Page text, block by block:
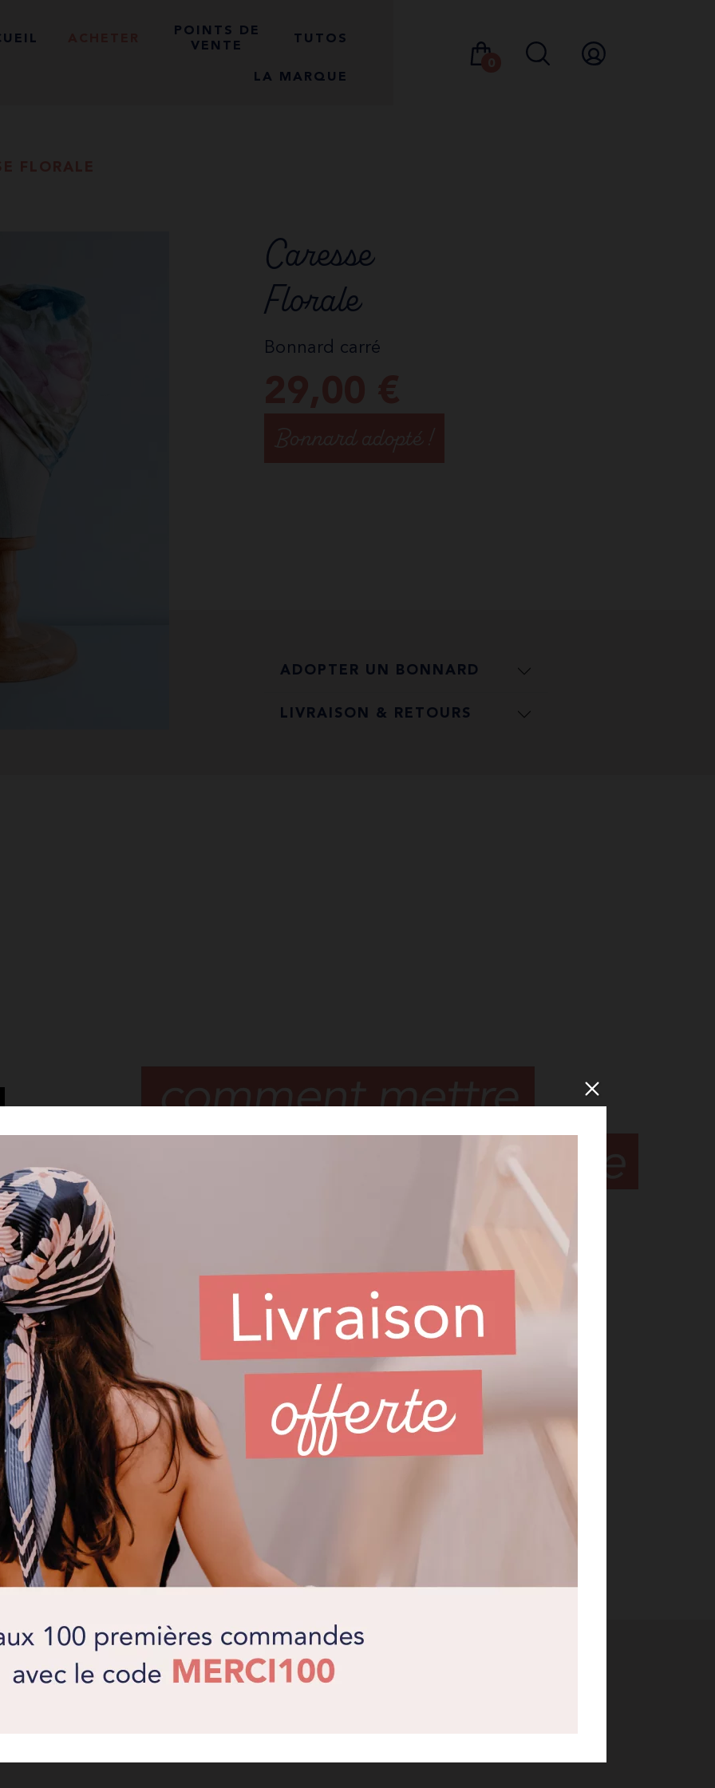
POINTS DE
VENTE
TUTOS
LA MARQUE
Caresse
Florale
Bonnard carré
ADOPTER UN BONNARD
LIVRAISON & RETOURS
• Tenez le foulard ou l’écharpe à l’envers, de manière à ce que le côté
intérieur soit visible.
• Placez l’ouverture du foulard sur votre tête comme vous le feriez avec
un bonnet, en alignant le bord supérieur du foulard avec votre front.
• Glissez doucement le foulard vers l’arrière de votre tête, en vous
assurant que vos cheveux sont bien enveloppés à l’intérieur.
• Une fois que le foulard est en place, ajustez-le selon votre confort et
style préféré.
Vous pouvez laisser les extrémités pendre librement pour un look
décontracté, ou les enrouler autour de votre cou pour plus de chaleur
et de style.